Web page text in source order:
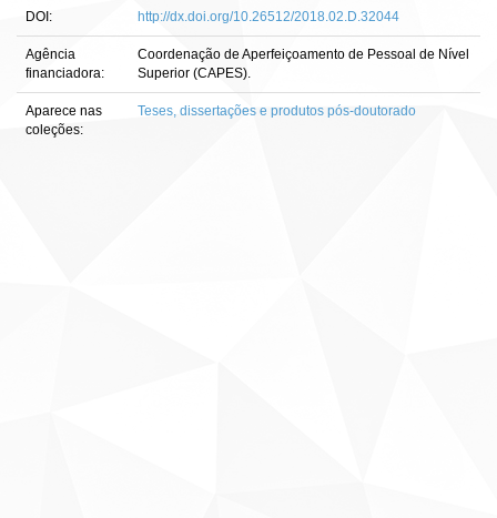
DOI: http://dx.doi.org/10.26512/2018.02.D.32044
Agência
financiadora:
Coordenação de Aperfeiçoamento de Pessoal de Nível
Superior (CAPES).
Aparece nas
coleções:
Teses, dissertações e produtos pós-doutorado